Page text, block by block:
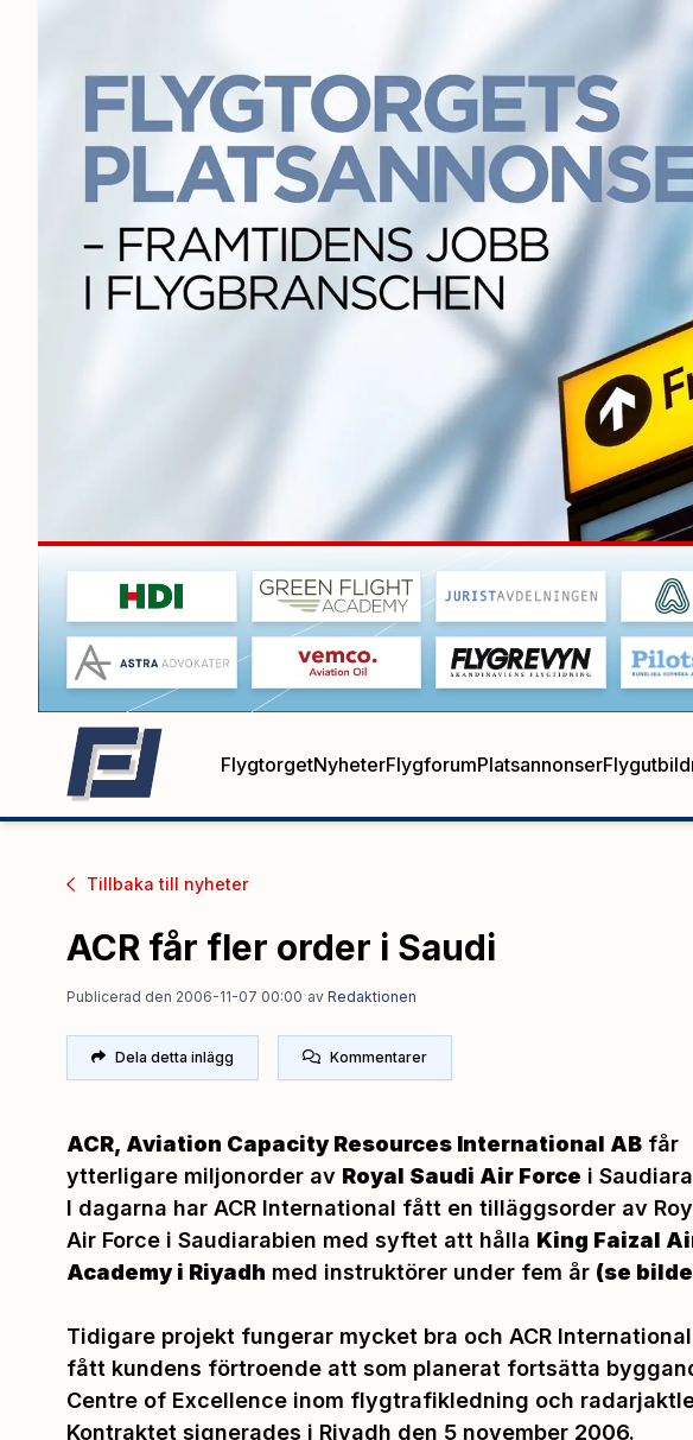
FlygtorgetNyheterFlygforumPlatsannonser
Tillbaka till nyheter
ACR får fler order i Saudi
Publicerad den 2006-11-07 00:00 av Redaktionen
Dela detta inlägg Kommentarer
ACR, Aviation Capacity Resources International AB får
ytterligare miljonorder av Royal Saudi Air Force i
I dagarna har ACR International fått en tilläggsorder av
Air Force i Saudiarabien med syftet att hålla King Faizal
Academy i Riyadh med instruktörer under fem år (se
Tidigare projekt fungerar mycket bra och ACR
fått kundens förtroende att som planerat fortsätta
Centre of Excellence inom flygtrafikledning och
Kontraktet signerades i Riyadh den 5 november 2006.